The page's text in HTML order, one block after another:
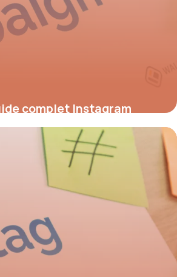
complet Instagram